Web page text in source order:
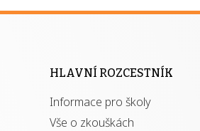
HLAVNÍ ROZCESTNÍK
Informace pro školy
Vše o zkouškách